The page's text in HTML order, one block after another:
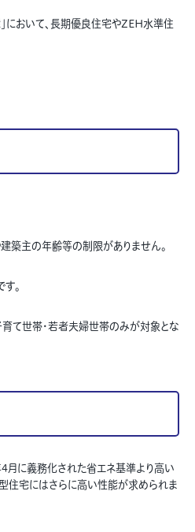
において、長期優良住宅やZEH水準住
築主の年齢等の制限がありません。
。
て世帯・若者夫婦世帯のみが対象とな
に義務化された省エネ基準より高い
住宅にはさらに高い性能が求められま